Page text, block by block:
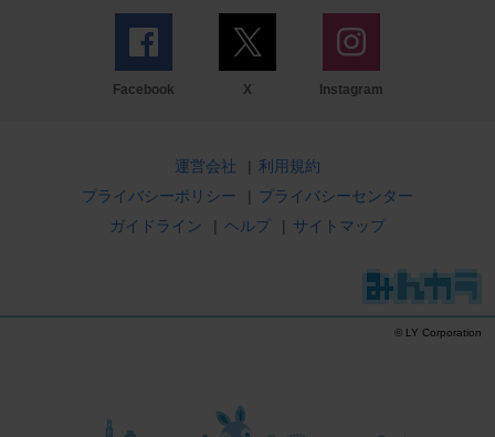
Facebook X Instagram
運営会社 | 利用規約
プライバシーポリシー
| プライバシーセンター
ガイドライン
| ヘルプ | サイトマップ
© LY Corporation